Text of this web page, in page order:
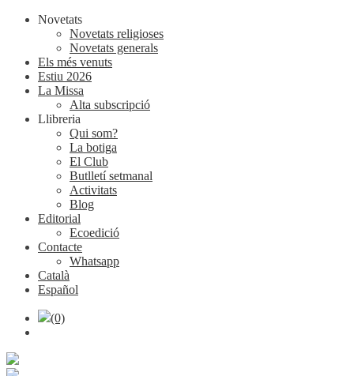
Novetats
Novetats religioses
Novetats generals
Els més venuts
Estiu 2026
La Missa
Alta subscripció
Llibreria
Qui som?
La botiga
El Club
Butlletí setmanal
Activitats
Blog
Editorial
Ecoedició
Contacte
Whatsapp
Català
Español
(0)